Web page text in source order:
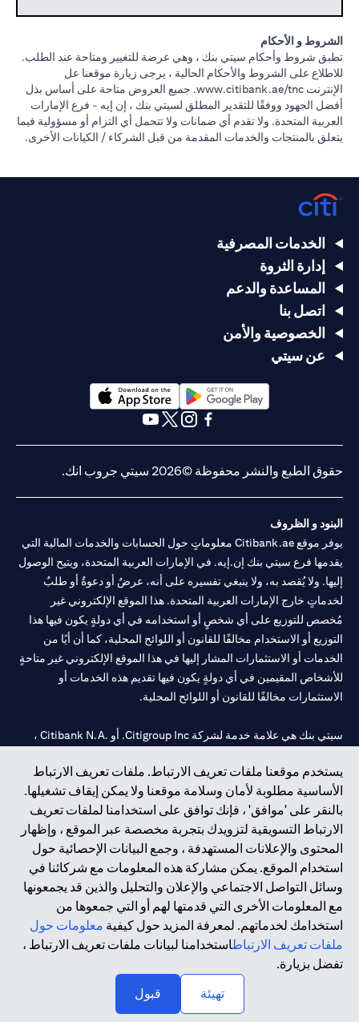
الشروط و الأحكام
تطبق شروط وأحكام سيتي بنك ، وهي عرضة للتغيير ومتاحة عند الطلب.
للاطلاع على الشروط والأحكام الحالية ، يرجى زيارة موقعنا عل
الإنترنت www.citibank.ae/tnc. جميع العروض متاحة على أساس بذل
أفضل الجهود ووفقًا للتقدير المطلق لسيتي بنك ، إن إيه - فرع الإمارات
العربية المتحدة. ولا تقدم أي ضمانات ولا تتحمل أي التزام أو مسؤولية فيما
يتعلق بالمنتجات والخدمات المقدمة من قبل الشركاء / الكيانات الأخرى.
يستخدم موقعنا ملفات تعريف الارتباط. ملفات تعريف الارتباط
الأساسية مطلوبة لأمان وسلامة موقعنا ولا يمكن إيقاف تشغيلها.
بالنقر على 'موافق' ، فإنك توافق على استخدامنا لملفات تعريف
الارتباط التسويقية لتزويدك بتجربة مخصصة عبر الموقع ، وإظهار
المحتوى والإعلانات المستهدفة ، وجمع البيانات الإحصائية حول
استخدام الموقع. يمكن مشاركة هذه المعلومات مع شركائنا في
وسائل التواصل الاجتماعي والإعلان والتحليل والذين قد يجمعونها
مع المعلومات الأخرى التي قدمتها لهم أو التي جمعوها من
استخدامك لخدماتهم. لمعرفة المزيد حول كيفية معلومات حول
ملفات تعريف الارتباطاستخدامنا لبيانات ملفات تعريف الارتباط ،
تفضل بزيارة.
تهيئة
قبول
الخدمات المصرفية
إدارة الثروة
المساعدة والدعم
اتصل بنا
الخصوصية والأمن
عن سيتي
(opens in a new tab)
حقوق الطبع والنشر محفوظة ©2026 سيتي جروب انك.
البنود و الظروف
يوفر موقع Citibank.ae معلوماتٍ حول الحسابات والخدمات المالية التي
يقدمها فرع سيتي بنك إن.إيه. في الإمارات العربية المتحدة، ويتيح الوصول
إليها. ولا يُقصد به، ولا ينبغي تفسيره على أنه، عرضٌ أو دعوةٌ أو طلبٌ
لخدماتٍ خارج الإمارات العربية المتحدة. هذا الموقع الإلكتروني غير
مُخصص للتوزيع على أي شخصٍ أو استخدامه في أي دولةٍ يكون فيها هذا
التوزيع أو الاستخدام مخالفًا للقانون أو اللوائح المحلية، كما أن أيًا من
الخدمات أو الاستثمارات المشار إليها في هذا الموقع الإلكتروني غير متاحةٍ
للأشخاص المقيمين في أي دولةٍ يكون فيها تقديم هذه الخدمات أو
الاستثمارات مخالفًا للقانون أو اللوائح المحلية.
سيتي بنك هي علامة خدمة لشركة Citigroup Inc. أو .Citibank N.A ،
سيتي بنك إن. إيه. الإمارات مسجل لدى مصرف الإمارات المركزي تحت
أرقام التراخيص 202563 لفرع الوصل في دبي، 531989 لفرع مول
الإمارات في دبي، وCN-1002019لفرع أبوظبي. هاتف: 4000 311 04.
فرع سيتي بنك إن إيه - الإمارات العربية المتحدة مرخص من مصرف
الإمارات العربية المتحدة المركزي كفرع لبنك أجنبي.
سيتي بنك إن إيه الإمارات العربية المتحدة مرخص من هيئة الأوراق المالية
والسلع في الإمارات العربية المتحدة ("SCA") للقيام بالنشاط المالي لـ أ)
الاستشارات المالية والتعريف والترويج بموجب ترخيص رقم
20200000097 ب) وسيط تداول في الأسواق الدولية بموجب ترخيص
حقوق الطبع والنشر محفوظة ©2026 سيتي جروب انك.